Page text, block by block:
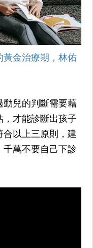
黃金治療期，林佑
動兒的判斷需要藉
，才能診斷出孩子
合以上三原則，建
萬不要自己下診